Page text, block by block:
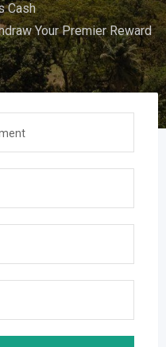
Cash
Your Premier Reward